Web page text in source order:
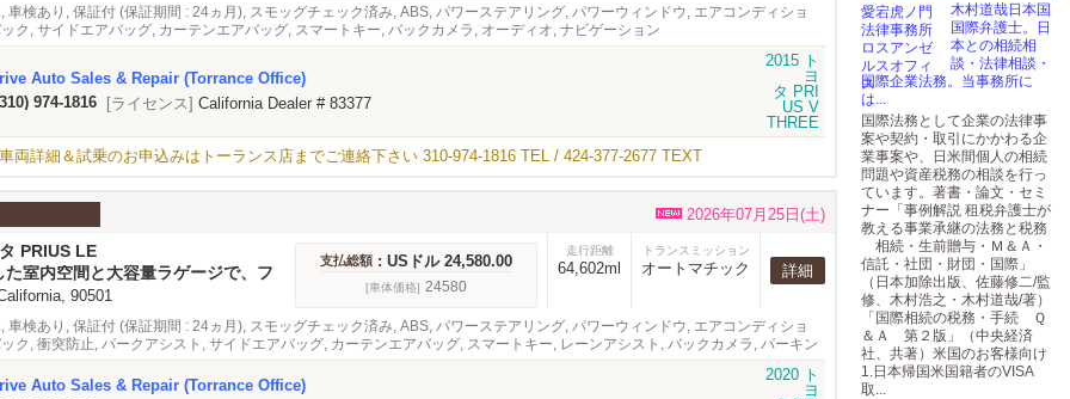
車検あり, 保証付 (保証期間 : 24ヵ月), スモッグチェック済み, ABS, パワーステアリング, パワーウィンドウ, エアコンディショ
ク, サイドエアバッグ, カーテンエアバッグ, スマートキー, バックカメラ, オーディオ, ナビゲーション
Auto Sales & Repair (Torrance Office)
974-1816
[ライセンス] California Dealer # 83377
詳細＆試乗のお申込みはトーランス店までご連絡下さい 310-974-1816 TEL / 424-377-2677 TEXT
2026年07月25日(土)
PRIUS LE
室内空間と大容量ラゲージで、フ
ーとしても大活躍★
90501
支払総額 : USドル 24,580.00
[車体価格] 24580
走行距離
64,602ml
トランスミッション
オートマチック 詳細
車検あり, 保証付 (保証期間 : 24ヵ月), スモッグチェック済み, ABS, パワーステアリング, パワーウィンドウ, エアコンディショ
ク, 衝突防止, パークアシスト, サイドエアバッグ, カーテンエアバッグ, スマートキー, レーンアシスト, バックカメラ, パーキン
ラインドスポットモニター, アダプティブクルーズコントロール, 緊急ブレーキシステム, オーディオ, ナビゲーション
Auto Sales & Repair (Torrance Office)
木村道哉日本国
国際弁護士。日
本との相続相
談・法律相談・
国際企業法務。当事務所に
は...
国際法務として企業の法律事
案や契約・取引にかかわる企
業事案や、日米間個人の相続
問題や資産税務の相談を行っ
ています。著書・論文・セミ
ナー「事例解説 租税弁護士が
教える事業承継の法務と税務
相続・生前贈与・Ｍ＆Ａ・
信託・社団・財団・国際」
（日本加除出版、佐藤修二/監
修、木村浩之・木村道哉/著）
「国際相続の税務・手続 Ｑ
＆Ａ 第２版」（中央経済
社、共著）米国のお客様向け
1.日本帰国米国籍者のVISA
取...